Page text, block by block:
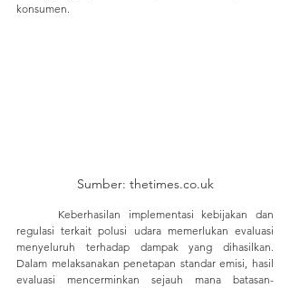
konsumen.
Sumber: thetimes.co.uk
regulasi terkait polusi udara memerlukan evaluasi
menyeluruh terhadap dampak yang dihasilkan.
Dalam melaksanakan penetapan standar emisi, hasil
evaluasi mencerminkan sejauh mana batasan-